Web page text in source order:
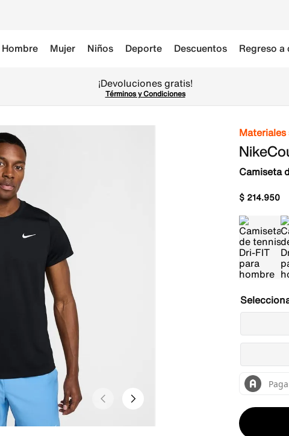
Hombre Mujer Niños Deporte Descuentos Regreso a
¡Devoluciones gratis!
Términos y Condiciones
Camiseta
$ 214.950